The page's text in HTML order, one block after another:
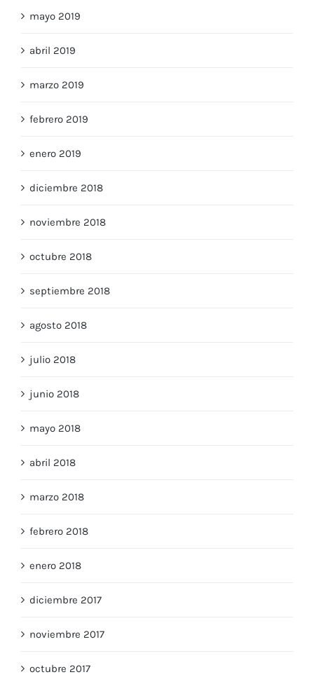
mayo 2019
abril 2019
marzo 2019
febrero 2019
enero 2019
diciembre 2018
noviembre 2018
octubre 2018
septiembre 2018
agosto 2018
julio 2018
junio 2018
mayo 2018
abril 2018
marzo 2018
febrero 2018
enero 2018
diciembre 2017
noviembre 2017
octubre 2017